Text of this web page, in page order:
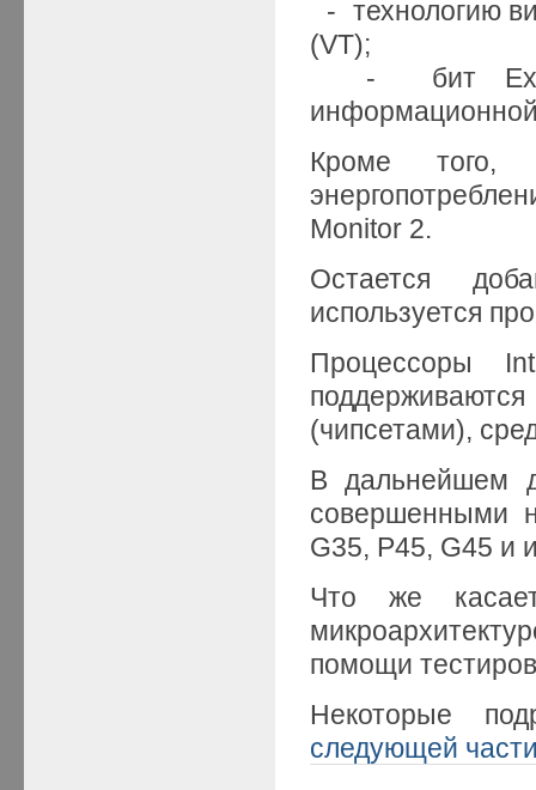
- технологию
(VT);
- бит
Кроме того,
Monitor 2.
Остается
используется
Процессоры
(чипсетами),
В дальнейшем
совершенными
G35, P45, G45 и
Что же
помощи
Некоторые
следующей